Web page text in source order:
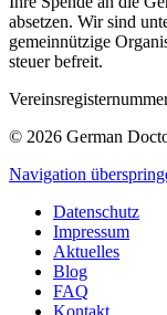
absetzen. Wir sind
gemein­nützige
steuer befreit.
© 2026 German
Navigation
Datenschutz
Impressum
Aktuelles
Blog
FAQ
Kontakt